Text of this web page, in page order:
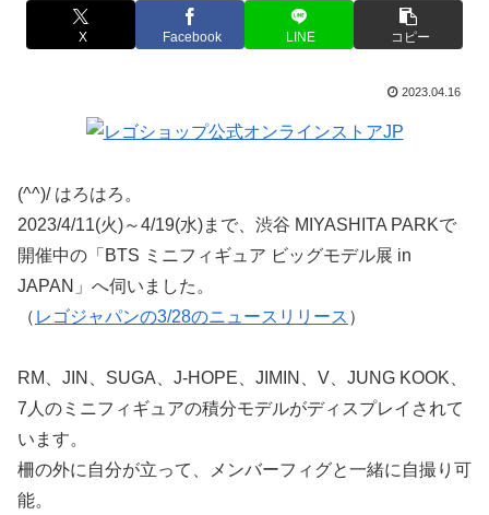
X Facebook LINE コピー
2023.04.16
(^^)/ はろはろ。
2023/4/11(火)～4/19(水)まで、渋谷 MIYASHITA PARKで
開催中の「BTS ミニフィギュア ビッグモデル展 in
JAPAN」へ伺いました。
（ レゴジャパンの3/28のニュースリリース ）
RM、JIN、SUGA、J-HOPE、JIMIN、V、JUNG KOOK、
7人のミニフィギュアの積分モデルがディスプレイされて
います。
柵の外に自分が立って、メンバーフィグと一緒に自撮り可
能。